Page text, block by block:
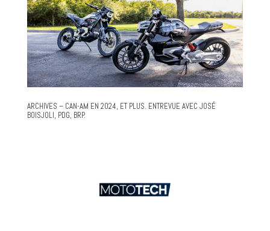
ARCHIVES – CAN-AM EN 2024, ET PLUS. ENTREVUE AVEC JOSÉ
BOISJOLI, PDG, BRP.